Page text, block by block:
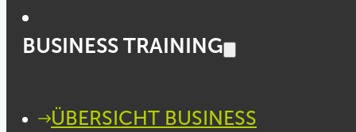
BUSINESS TRAINING
ÜBERSICHT BUSINESS